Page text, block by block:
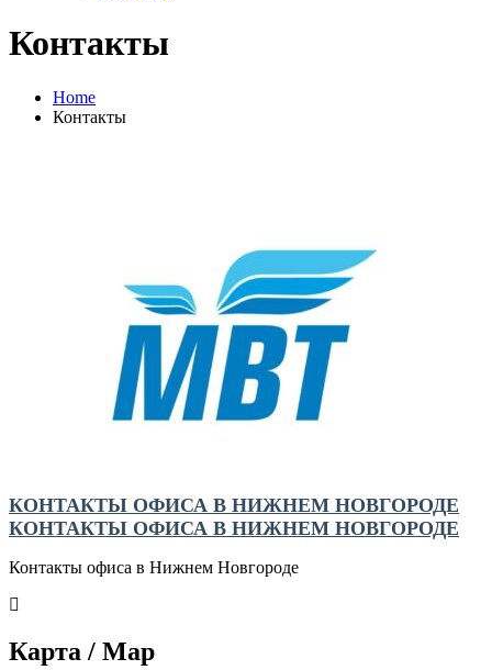
Контакты
Home
Контакты
КОНТАКТЫ ОФИСА В НИЖНЕМ НОВГОРОДЕ
КОНТАКТЫ ОФИСА В НИЖНЕМ НОВГОРОДЕ
Контакты офиса в Нижнем Новгороде
Карта / Map